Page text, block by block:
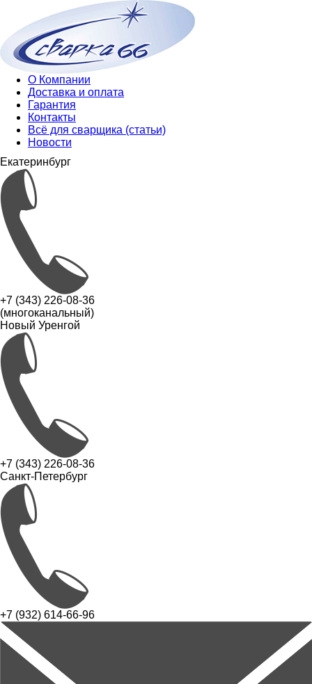
О Компании
Доставка и оплата
Гарантия
Контакты
Всё для сварщика (статьи)
Новости
Екатеринбург
+7 (343) 226-08-36
(многоканальный)
Новый Уренгой
+7 (343) 226-08-36
Санкт-Петербург
+7 (932) 614-66-96